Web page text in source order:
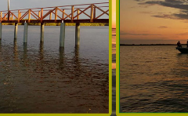
A LA CONSTRUCCIÓN DE 40
EN DIFERENTES
DE LA PARROQUIA JAMBELI.
Mayo 2023 14:51